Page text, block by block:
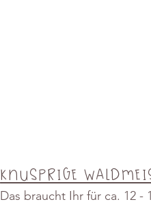
Knusprige
Das braucht Ihr für ca. 12 -